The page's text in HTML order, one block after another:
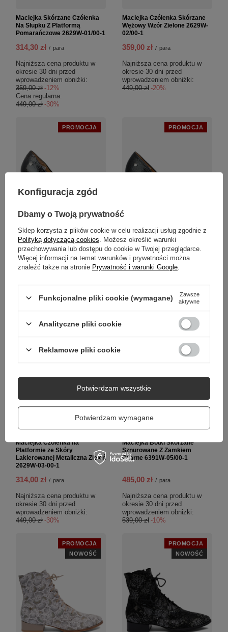
Maciejka Skórzane Czółenka
Na Słupku Z Platformą
Pomarańczowe 2629W-01/00-1
314,30 zł / para
Najniższa cena produktu w
okresie 30 dni przed
wprowadzeniem obniżki:
359,00 zł -12%
Cena regularna:
449,00 zł -30%
Maciejka Czółenka Skórzane
Wężowy Wzór Zielone 2629W-
02/00-1
359,00 zł / para
Najniższa cena produktu w
okresie 30 dni przed
wprowadzeniem obniżki:
449,00 zł -20%
PROMOCJA
Maciejka Wysokiej Jakości
Czółenka Skórzane na Słupku i
Platformie 2629W-06-00-1
359,00 zł / para
Najniższa cena produktu w
wprowadzeniem obniżki:
PROMOCJA
Maciejka Ponadczasowe
Czółenka ze Skóry Licowej na
Platformie 2629W-04-00-1
359,00 zł para
Najniższa cena produktu w
okresie 30 dni przed
wprowadzeniem obniżki:
Maciejka Czółenka na
Platformie ze Skóry
Lakierowanej Metaliczna Zieleń
2629W-03-00-1
314,00 zł / para
Najniższa cena produktu w
okresie 30 dni przed
wprowadzeniem obniżki:
449,00 zł -30%
PROMOCJA
NOWOŚĆ
Maciejka Botki Skórzane
Sznurowane Z Zamkiem
Czarne 6391W-05/00-1
485,00 zł / para
Najniższa cena produktu w
okresie 30 dni przed
wprowadzeniem obniżki:
539,00 zł -10%
PROMOCJA
NOWOŚĆ
PROMOCJA
NOWOŚĆ
Konfiguracja zgód
Dbamy o Twoją prywatność
Sklep korzysta z plików cookie w celu realizacji usług zgodnie z
Polityką dotyczącą cookies . Możesz określić warunki
przechowywania lub dostępu do cookie w Twojej przeglądarce.
Więcej informacji na temat warunków i prywatności można
znaleźć także na stronie Prywatność i warunki Google
Funkcjonalne pliki cookie (wymagane)
Zawsze
aktywne
Analityczne pliki cookie
Reklamowe pliki cookie
Potwierdzam wymagane
Potwierdzam wszystkie